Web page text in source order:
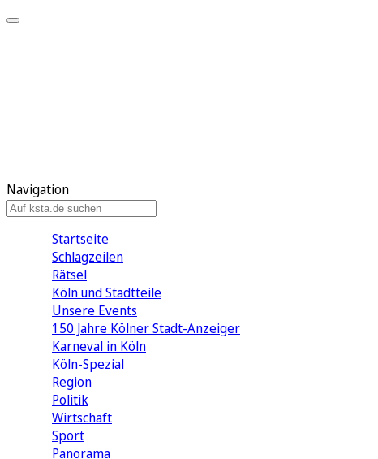
Navigation
Startseite
Schlagzeilen
Rätsel
Köln und Stadtteile
Unsere Events
150 Jahre Kölner Stadt-Anzeiger
Karneval in Köln
Köln-Spezial
Region
Politik
Wirtschaft
Sport
Panorama